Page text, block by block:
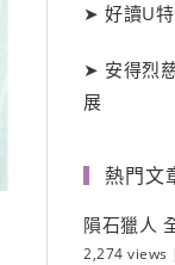
➤ 好讀U
➤ 安得烈
展
熱門文
隕石獵人
2,274 views